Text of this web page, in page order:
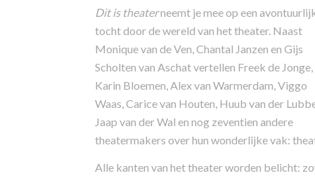
Dit is theaterneemt je mee op een
tocht door de wereld van het theater. Naast
Monique van de Ven, Chantal Janzen en Gijs
Scholten van Aschat vertellen Freek de Jonge,
Karin Bloemen, Alex van Warmerdam, Viggo
Waas, Carice van Houten, Huub van der
Jaap van der Wal en nog zeventien andere
theatermakers over hun wonderlijke vak:
Alle kanten van het theater worden belicht: